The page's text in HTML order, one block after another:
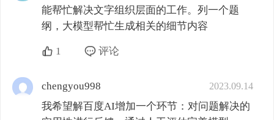
能帮忙解决文字组织层面的工作。列一个题
纲，大模型帮忙生成相关的细节内容
1 评论
chengyou998 2023.09.14
我希望解百度AI增加一个环节：对问题解决的